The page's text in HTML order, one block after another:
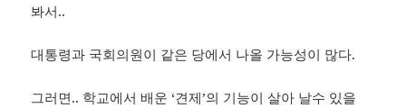
봐서..
대통령과 국회의원이 같은 당에서 나올 가능성이 많다.
그러면.. 학교에서 배운 ‘견제’의 기능이 살아 날수 있을